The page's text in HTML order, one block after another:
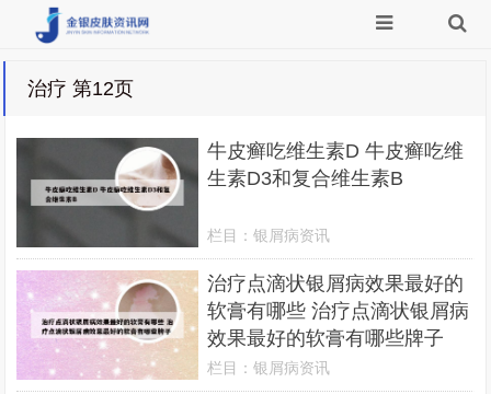
治疗 第12页
牛皮癣吃维生素D 牛皮癣吃维
生素D3和复合维生素B
栏目：银屑病资讯
治疗点滴状银屑病效果最好的
软膏有哪些 治疗点滴状银屑病
效果最好的软膏有哪些牌子
栏目：银屑病资讯